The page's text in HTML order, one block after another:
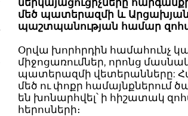
մեծ պատերազմի և Արցախյան
պաշտպանության համար
Օրվա խորհրդին համահունչ
միջոցառումներ, որոնց
պատերազմի վետերանները:
մեծ ու փոքր համայնքներում
են խոնարհվել՝ ի հիշատակ
հերոսների։